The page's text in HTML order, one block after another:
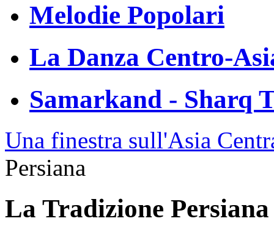
Melodie Popolari
La Danza Centro-
Samarkand - Sharq
Una finestra sull'Asia
Persiana
La Tradizione Persiana